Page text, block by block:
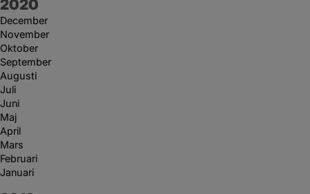
År:
2020
December
November
Oktober
September
Augusti
Juli
Juni
Maj
April
Mars
Februari
Januari